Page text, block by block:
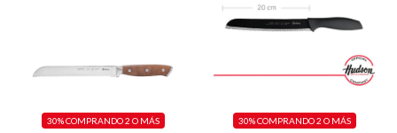
30%COMPRANDO 2 O MÁS 30%COMPRANDO 2 O MÁS